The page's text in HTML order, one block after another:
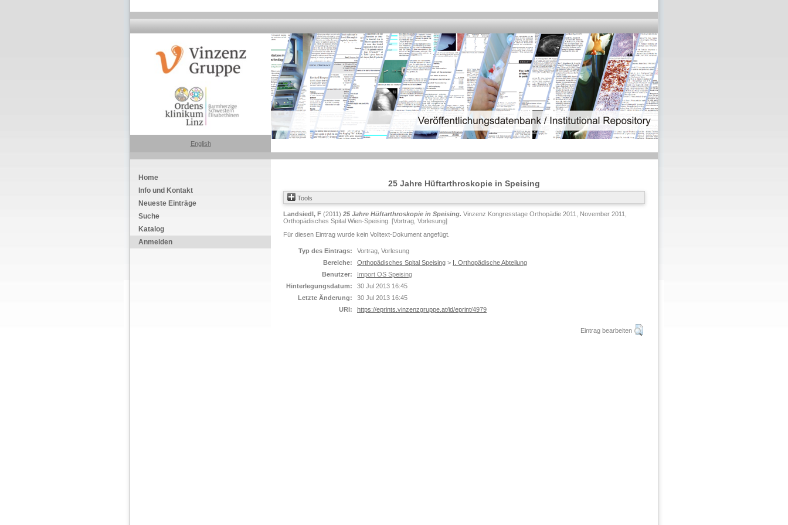
English
Home
Info und Kontakt
Neueste Einträge
Suche
Katalog
Anmelden
25 Jahre Hüftarthroskopie in Speising
Tools
Landsiedl, F (2011) 25 Jahre Hüftarthroskopie in Speising. Vinzenz Kongresstage Orthopädie 2011, November 2011,
Orthopädisches Spital Wien-Speising. [Vortrag, Vorlesung]
Für diesen Eintrag wurde kein Volltext-Dokument angefügt.
Typ des Eintrags:
Vortrag, Vorlesung
Bereiche:
Orthopädisches Spital Speising > I. Orthopädische Abteilung
Benutzer:
Import OS Speising
Hinterlegungsdatum:
30 Jul 2013 16:45
Letzte Änderung:
30 Jul 2013 16:45
URI:
https://eprints.vinzenzgruppe.at/id/eprint/4979
Eintrag bearbeiten